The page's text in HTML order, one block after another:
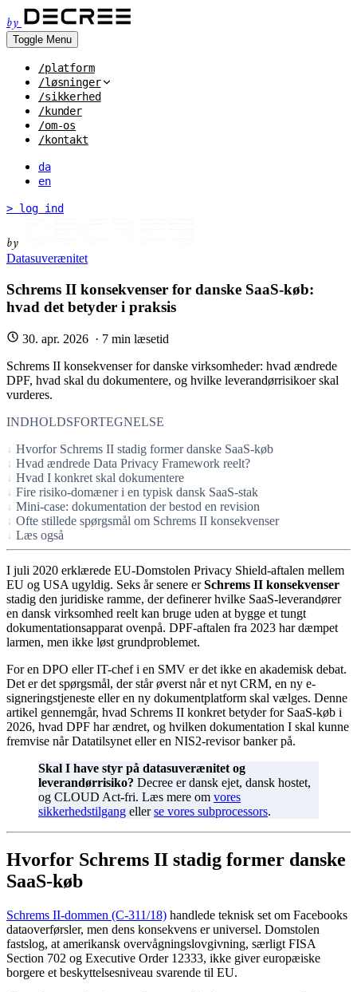
by
Toggle Menu
/platform
/løsninger
/sikkerhed
/kunder
/om-os
/kontakt
da
en
> log ind
by
Datasuverænitet
Schrems II konsekvenser for danske SaaS-køb:
hvad det betyder i praksis
30. apr. 2026 · 7 min læsetid
Schrems II konsekvenser for danske virksomheder: hvad ændrede
DPF, hvad skal du dokumentere, og hvilke leverandørrisikoer skal
vurderes.
INDHOLDSFORTEGNELSE
Hvorfor Schrems II stadig former danske SaaS-køb
Hvad ændrede Data Privacy Framework reelt?
Hvad I konkret skal dokumentere
Fire risiko-domæner i en typisk dansk SaaS-stak
Mini-case: dokumentation der bestod en revision
Ofte stillede spørgsmål om Schrems II konsekvenser
Læs også
I juli 2020 erklærede EU-Domstolen Privacy Shield-aftalen mellem
EU og USA ugyldig. Seks år senere erSchrems II konsekvenser
stadig den juridiske ramme, der definerer hvilke SaaS-leverandører
en dansk virksomhed reelt kan bruge uden at bygge et tungt
dokumentationsapparat ovenpå. DPF-aftalen fra 2023 har dæmpet
larmen, men ikke løst grundproblemet.
For en DPO eller IT-chef i en SMV er det ikke en akademisk debat.
Det er det spørgsmål, der står øverst når et nyt CRM, en ny e-
signeringstjeneste eller en ny dokumentplatform skal vælges. Denne
artikel gennemgår, hvad Schrems II konkret betyder for SaaS-køb i
2026, hvad DPF har ændret, og hvilken dokumentation I skal kunne
fremvise når Datatilsynet eller en NIS2-revisor banker på.
Skal I have styr på datasuverænitet og
leverandørrisiko? Decree er dansk ejet, dansk hostet,
og CLOUD Act-fri. Læs mere om vores
sikkerhedstilgang ellerse vores subprocessors.
Hvorfor Schrems II stadig former danske
SaaS-køb
Schrems II-dommen (C-311/18) handlede teknisk set om Facebooks
dataoverførsler, men dens konsekvens er universel. Domstolen
fastslog, at amerikansk overvågningslovgivning, særligt FISA
Section 702 og Executive Order 12333, ikke giver europæiske
borgere et beskyttelsesniveau svarende til EU.